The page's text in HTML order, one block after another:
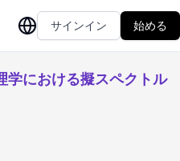
サインイン 始める
学における擬スペクトル